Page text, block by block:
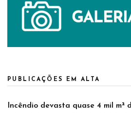
PUBLICAÇÕES EM ALTA
Incêndio devasta quase 4 mil